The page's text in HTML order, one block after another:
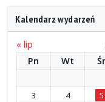
Kalendarz wydarzeń
« lip
Pn
Wt Śr
3
4 5